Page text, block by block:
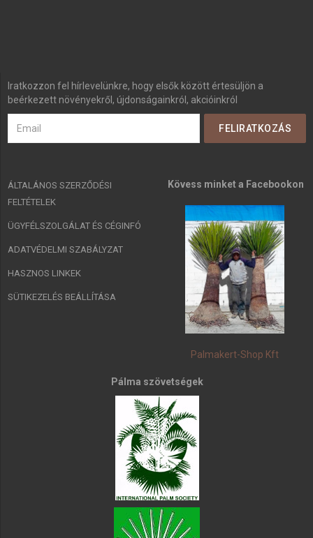
Iratkozzon fel hírlevelünkre, hogy elsők között értesüljön a
beérkezett növényekről, újdonságainkról, akcióinkról
ÁLTALÁNOS SZERZŐDÉSI
FELTÉTELEK
ÜGYFÉLSZOLGÁLAT ÉS CÉGINFÓ
ADATVÉDELMI SZABÁLYZAT
HASZNOS LINKEK
SÜTIKEZELÉS BEÁLLÍTÁSA
Kövess minket a Facebookon
Palmakert-Shop Kft
Pálma szövetségek